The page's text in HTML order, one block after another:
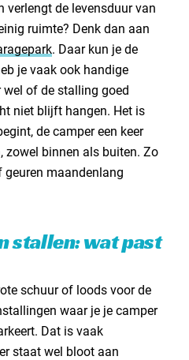
verlengt de levensduur van
ruimte? Denk dan aan
. Daar kun je de
je vaak ook handige
wel of de stalling goed
niet blijft hangen. Het is
de camper een keer
zowel binnen als buiten. Zo
maandenlang
stallen: wat past
schuur of loods voor de
waar je je camper
Dat is vaak
staat wel bloot aan